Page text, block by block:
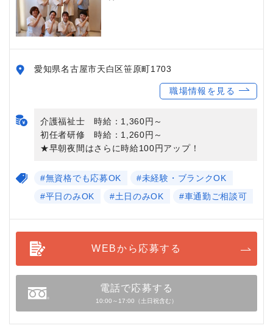
愛知県名古屋市天白区笹原町1703
職場情報を見る
介護福祉士 時給：1,360円～
初任者研修 時給：1,260円～
★早朝夜間はさらに時給100円アップ！
#無資格でも応募OK
#未経験・ブランクOK
#平日のみOK
#土日のみOK #車通勤ご相談可
WEBから応募する
電話で応募する
10:00～17:00（土日祝含む）